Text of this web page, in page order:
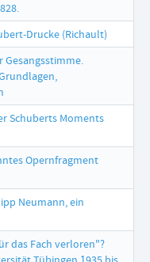
Drucke (Richault)
Gesangsstimme.
Schuberts Moments
Opernfragment
Neumann, ein
das Fach verloren"?